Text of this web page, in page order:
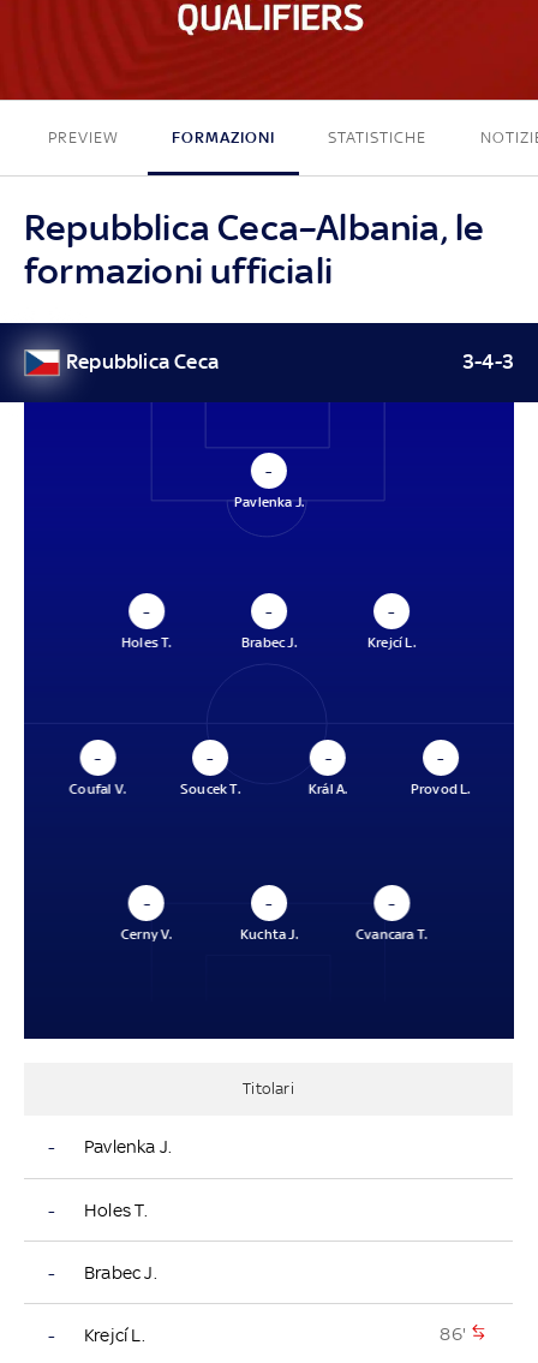
PREVIEW FORMAZIONI STATISTICHE
Repubblica Ceca–Albania, le
formazioni ufficiali
Repubblica Ceca 3-4-3
–
Pavlenka J.
–
Holes T.
–
Brabec J.
–
Krejcí L.
–
Coufal V.
–
Soucek T.
–
Král A.
–
Provod L.
–
Cerny V.
–
Kuchta J.
–
Cvancara T.
Titolari
- Pavlenka J.
- Holes T.
- Brabec J.
- Krejcí L. 86'